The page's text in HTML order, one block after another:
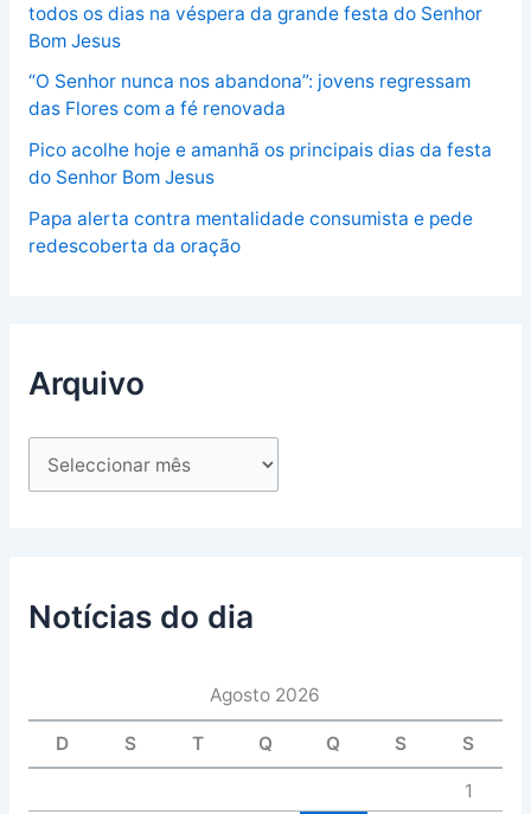
todos os dias na véspera da grande festa do Senhor
Bom Jesus
“O Senhor nunca nos abandona”: jovens regressam
das Flores com a fé renovada
Pico acolhe hoje e amanhã os principais dias da festa
do Senhor Bom Jesus
Papa alerta contra mentalidade consumista e pede
redescoberta da oração
Arquivo
Notícias do dia
Agosto 2026
D S T Q Q S S
1